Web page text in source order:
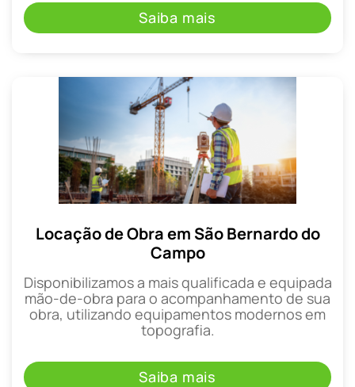
Saiba mais
Locação de Obra em São Bernardo do
Campo
Disponibilizamos a mais qualificada e equipada
mão-de-obra para o acompanhamento de sua
obra, utilizando equipamentos modernos em
topografia.
Saiba mais